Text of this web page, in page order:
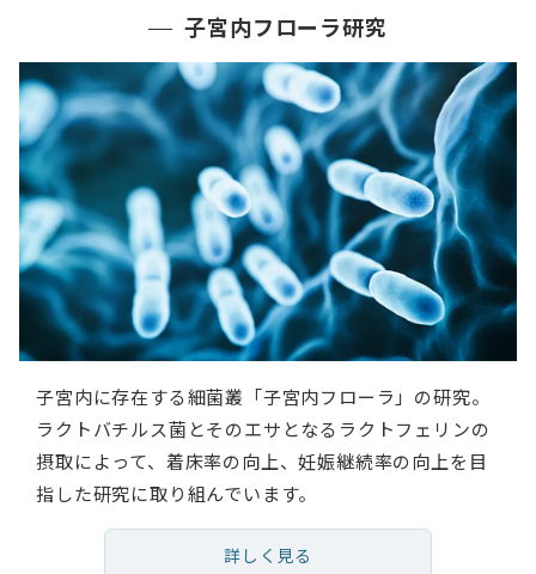
子宮内フローラ研究
子宮内に存在する細菌叢「子宮内フローラ」の研究。
ラクトバチルス菌とそのエサとなるラクトフェリンの
摂取によって、着床率の向上、妊娠継続率の向上を目
指した研究に取り組んでいます。
詳しく見る